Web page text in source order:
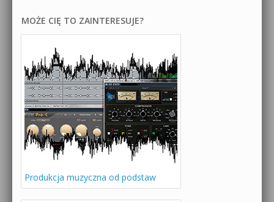
MOŻE CIĘ TO ZAINTERESUJE?
Produkcja muzyczna od podstaw